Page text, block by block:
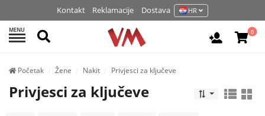
Kontakt Reklamacije Dostava HR
MENU Pretraži Prijavite
0
Početak Žene Nakit Privjesci za ključeve
Privjesci za ključeve